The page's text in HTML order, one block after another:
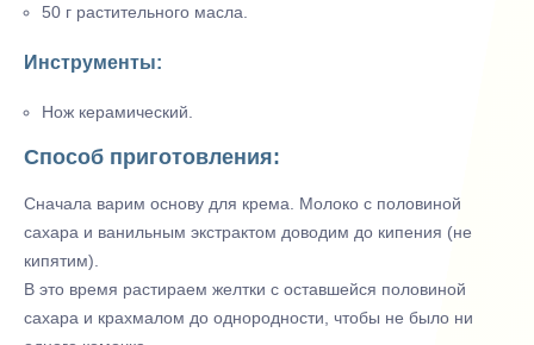
50 г растительного масла.
Инструменты:
Нож керамический.
Способ приготовления:
Сначала варим основу для крема. Молоко с половиной
сахара и ванильным экстрактом доводим до кипения (не
кипятим).
В это время растираем желтки с оставшейся половиной
сахара и крахмалом до однородности, чтобы не было ни